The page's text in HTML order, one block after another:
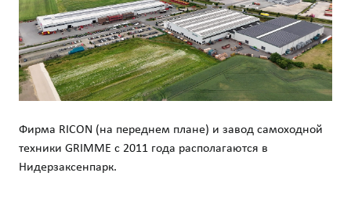
Фирма RICON (на переднем плане) и завод самоходной
техники GRIMME с 2011 года располагаются в
Нидерзаксенпарк.